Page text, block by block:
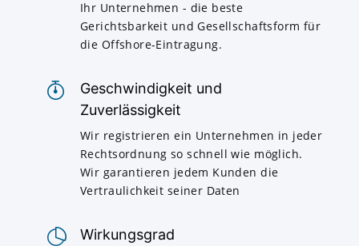
Ihr Unternehmen - die beste
Gerichtsbarkeit und Gesellschaftsform für
die Offshore-Eintragung.
Geschwindigkeit und
Zuverlässigkeit
Wir registrieren ein Unternehmen in jeder
Rechtsordnung so schnell wie möglich.
Wir garantieren jedem Kunden die
Vertraulichkeit seiner Daten
Wirkungsgrad